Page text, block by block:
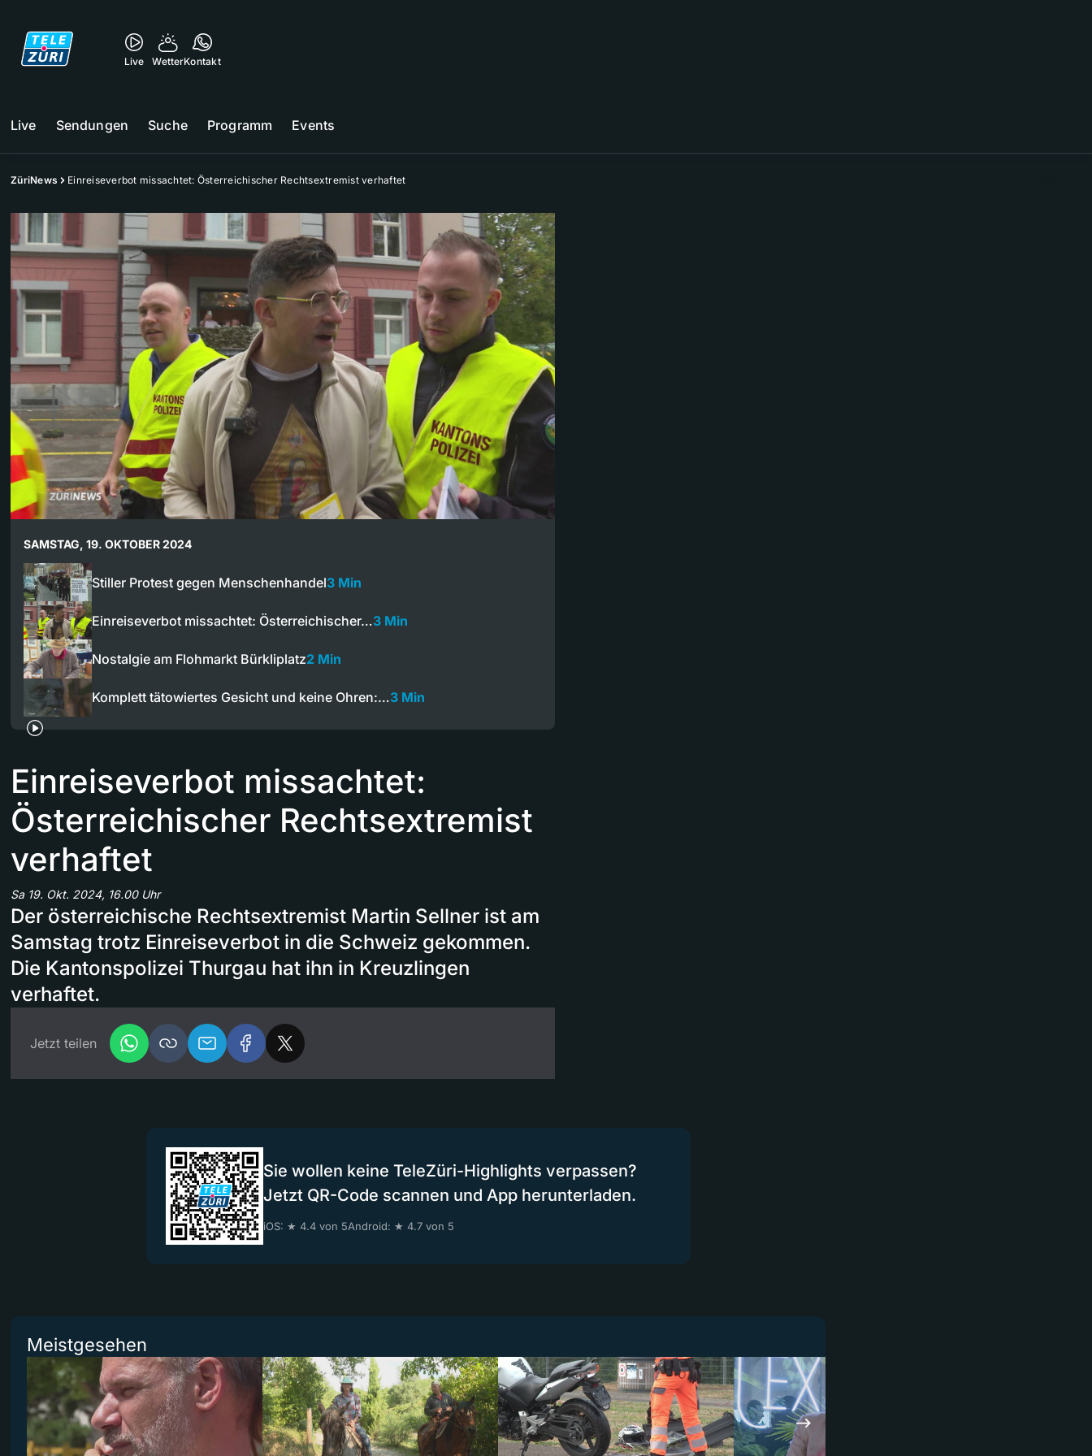
Live WetterKontakt
Live Sendungen Suche Programm Events
ZüriNews Einreiseverbot missachtet: Österreichischer Rechtsextremist verhaftet
SAMSTAG, 19. OKTOBER 2024
Stiller Protest gegen Menschenhandel3 Min
Einreiseverbot missachtet: Österreichischer…3 Min
Nostalgie am Flohmarkt Bürkliplatz2 Min
Komplett tätowiertes Gesicht und keine Ohren:…3 Min
Einreiseverbot missachtet:
Österreichischer Rechtsextremist
verhaftet
Sa 19. Okt. 2024, 16.00 Uhr
Der österreichische Rechtsextremist Martin Sellner ist am
Samstag trotz Einreiseverbot in die Schweiz gekommen.
Die Kantonspolizei Thurgau hat ihn in Kreuzlingen
verhaftet.
Jetzt teilen
Sie wollen keine TeleZüri-Highlights verpassen?
Jetzt QR-Code scannen und App herunterladen.
iOS: ★ 4.4 von 5Android: ★ 4.7 von 5
Meistgesehen